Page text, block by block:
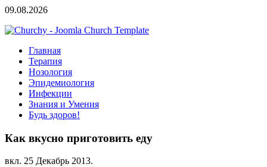
09.08.2026
Главная
Терапия
Нозология
Эпидемиология
Инфекции
Знания и Умения
Будь здоров!
Как вкусно приготовить еду
вкл. 25 Декабрь 2013.